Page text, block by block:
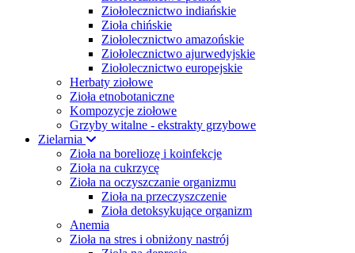
Ziołolecznictwo indiańskie
Zioła chińskie
Ziołolecznictwo amazońskie
Ziołolecznictwo ajurwedyjskie
Ziołolecznictwo europejskie
Herbaty ziołowe
Zioła etnobotaniczne
Kompozycje ziołowe
Grzyby witalne - ekstrakty grzybowe
Zielarnia
Zioła na boreliozę i koinfekcje
Zioła na cukrzycę
Zioła na oczyszczanie organizmu
Zioła na przeczyszczenie
Zioła detoksykujące organizm
Anemia
Zioła na stres i obniżony nastrój